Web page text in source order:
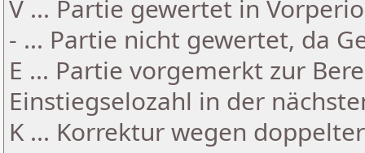
V ... Partie gewertet in
- ... Partie nicht gewertet, da
E ... Partie vorgemerkt zur
Einstiegselozahl in der
K ... Korrektur wegen